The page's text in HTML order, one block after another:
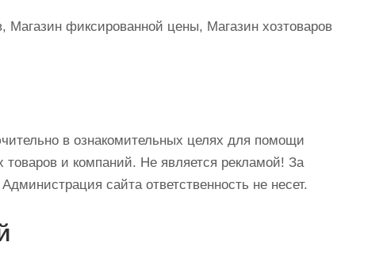
Магазин фиксированной цены, Магазин хозтоваров
в ознакомительных целях для помощи
и компаний. Не является рекламой! За
сайта ответственность не несет.